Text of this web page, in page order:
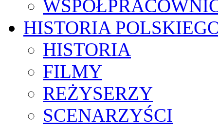
HISTORIA
HISTORIA
FILMY
REŻYSERZY
SCENARZYŚCI